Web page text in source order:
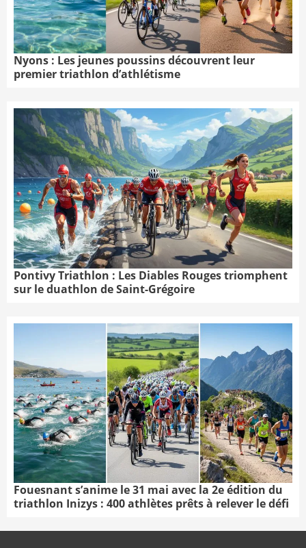
Nyons : Les jeunes poussins découvrent leur
premier triathlon d’athlétisme
Pontivy Triathlon : Les Diables Rouges triomphent
sur le duathlon de Saint-Grégoire
Fouesnant s’anime le 31 mai avec la 2e édition du
triathlon Inizys : 400 athlètes prêts à relever le défi